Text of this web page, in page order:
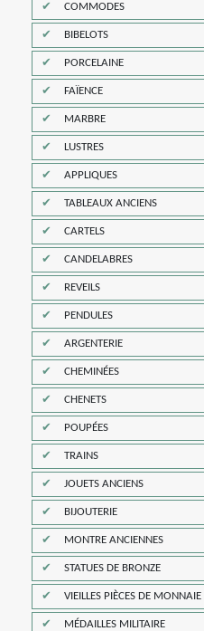
COMMODES
BIBELOTS
PORCELAINE
FAÏENCE
MARBRE
LUSTRES
APPLIQUES
TABLEAUX ANCIENS
CARTELS
CANDELABRES
REVEILS
PENDULES
ARGENTERIE
CHEMINÉES
CHENETS
POUPÉES
TRAINS
JOUETS ANCIENS
BIJOUTERIE
MONTRE ANCIENNES
STATUES DE BRONZE
VIEILLES PIÈCES DE MONNAIE
MÉDAILLES MILITAIRE